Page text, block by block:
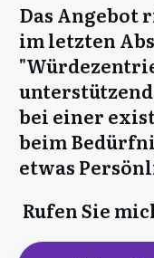
Das Angebot
im letzten
bei einer
beim
etwas
Rufen Sie